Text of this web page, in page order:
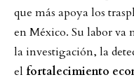
que más apoya los
en México. Su labor va
la investigación, la
el fortalecimiento